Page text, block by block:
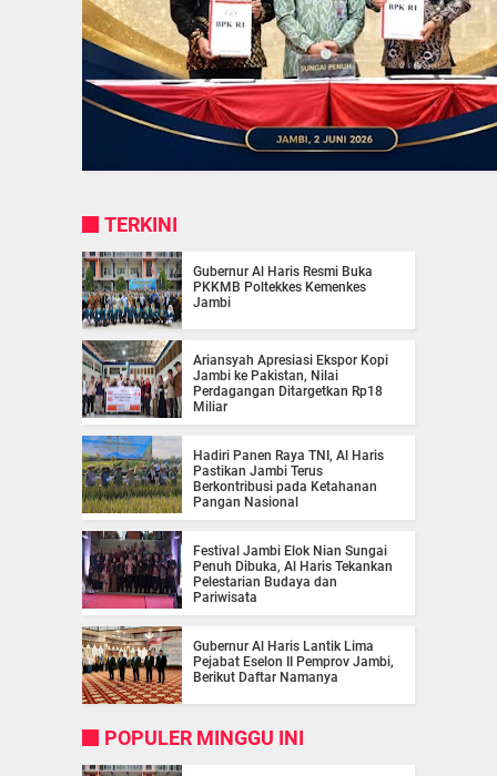
TERKINI
Gubernur Al Haris Resmi Buka
PKKMB Poltekkes Kemenkes
Jambi
Ariansyah Apresiasi Ekspor Kopi
Jambi ke Pakistan, Nilai
Perdagangan Ditargetkan Rp18
Miliar
Hadiri Panen Raya TNI, Al Haris
Pastikan Jambi Terus
Berkontribusi pada Ketahanan
Pangan Nasional
Festival Jambi Elok Nian Sungai
Penuh Dibuka, Al Haris Tekankan
Pelestarian Budaya dan
Pariwisata
Gubernur Al Haris Lantik Lima
Pejabat Eselon II Pemprov Jambi,
Berikut Daftar Namanya
POPULER MINGGU INI